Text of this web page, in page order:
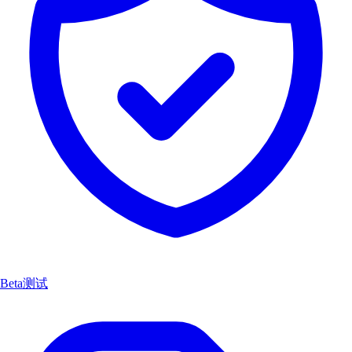
Beta测试